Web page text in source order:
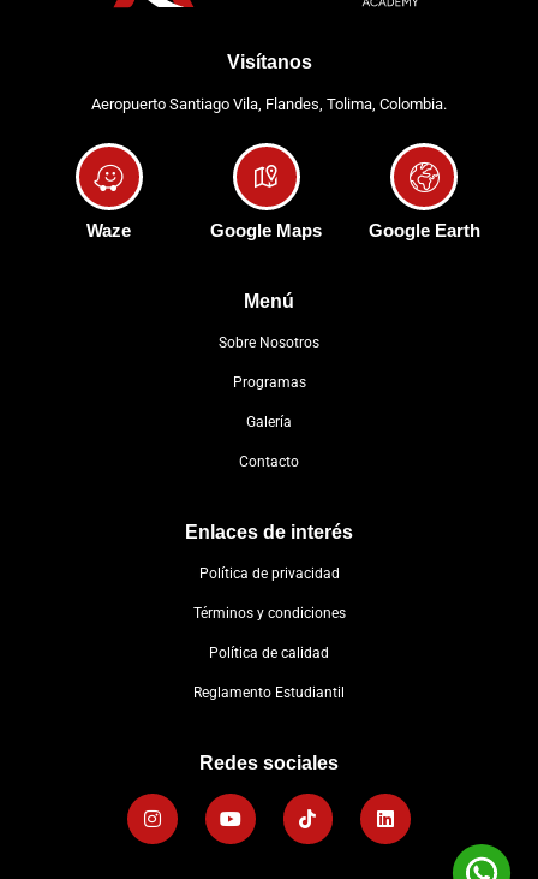
Visítanos
Aeropuerto Santiago Vila, Flandes, Tolima, Colombia.
Waze Google Maps Google Earth
Menú
Sobre Nosotros
Programas
Galería
Contacto
Enlaces de interés
Política de privacidad
Términos y condiciones
Política de calidad
Reglamento Estudiantil
Redes sociales